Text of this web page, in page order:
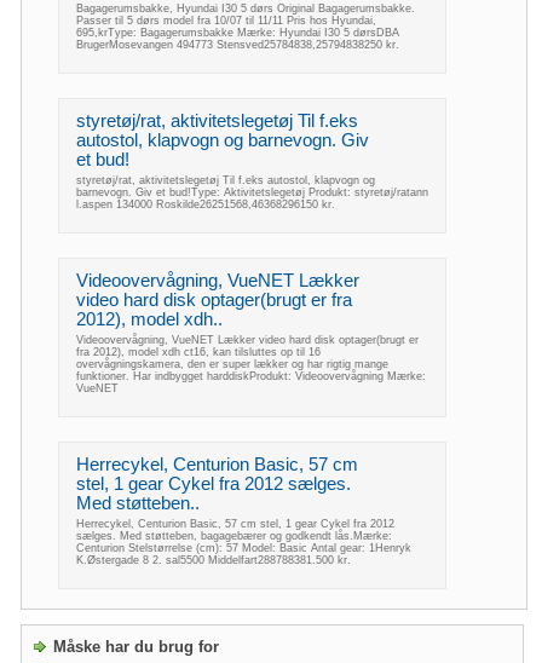
Bagagerumsbakke, Hyundai I30 5 dørs Original Bagagerumsbakke.
Passer til 5 dørs model fra 10/07 til 11/11 Pris hos Hyundai,
695,krType: Bagagerumsbakke Mærke: Hyundai I30 5 dørsDBA
BrugerMosevangen 494773 Stensved25784838,25794838250 kr.
styretøj/rat, aktivitetslegetøj Til f.eks
autostol, klapvogn og barnevogn. Giv
et bud!
styretøj/rat, aktivitetslegetøj Til f.eks autostol, klapvogn og
barnevogn. Giv et bud!Type: Aktivitetslegetøj Produkt: styretøj/ratann
l.aspen 134000 Roskilde26251568,46368296150 kr.
Videoovervågning, VueNET Lækker
video hard disk optager(brugt er fra
2012), model xdh..
Videoovervågning, VueNET Lækker video hard disk optager(brugt er
fra 2012), model xdh ct16, kan tilsluttes op til 16
overvågningskamera, den er super lækker og har rigtig mange
funktioner. Har indbygget harddiskProdukt: Videoovervågning Mærke:
VueNET
Herrecykel, Centurion Basic, 57 cm
stel, 1 gear Cykel fra 2012 sælges.
Med støtteben..
Herrecykel, Centurion Basic, 57 cm stel, 1 gear Cykel fra 2012
sælges. Med støtteben, bagagebærer og godkendt lås.Mærke:
Centurion Stelstørrelse (cm): 57 Model: Basic Antal gear: 1Henryk
K.Østergade 8 2. sal5500 Middelfart288788381.500 kr.
Måske har du brug for